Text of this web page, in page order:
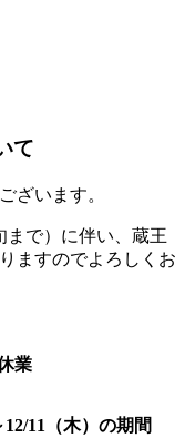
て
ざいます。
まで）に伴い、蔵王
ますのでよろしくお
業
12/11（木）の期間